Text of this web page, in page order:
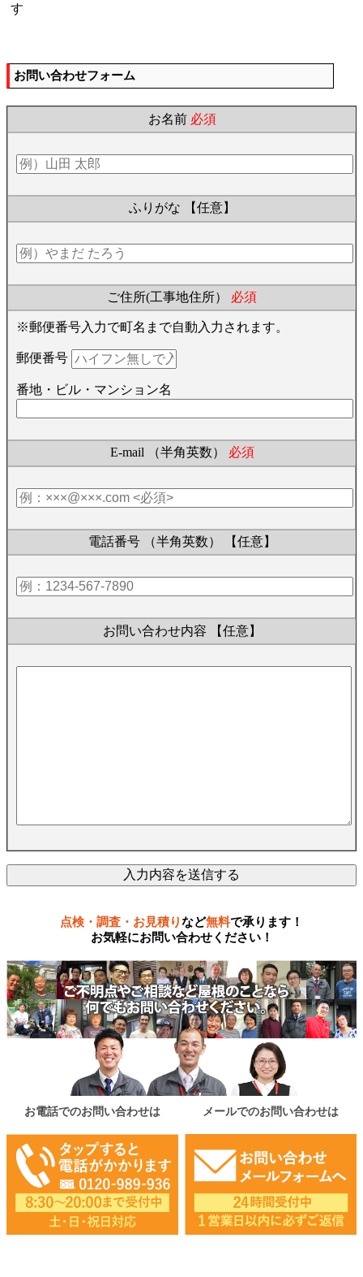
す
お問い合わせフォーム
お名前 必須
ふりがな 【任意】
ご住所(工事地住所） 必須
※郵便番号入力で町名まで自動入力されます。
郵便番号
番地・ビル・マンション名
E-mail （半角英数） 必須
電話番号 （半角英数） 【任意】
お問い合わせ内容 【任意】
点検・調査・お見積りなど無料で承ります！
お気軽にお問い合わせください！
お電話でのお問い合わせは メールでのお問い合わせは